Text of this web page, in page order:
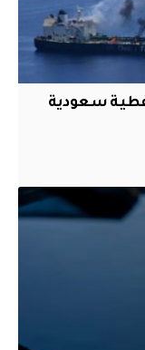
سعودية